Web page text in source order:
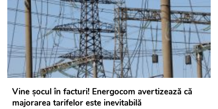
Vine șocul în facturi! Energocom avertizează că
majorarea tarifelor este inevitabilă